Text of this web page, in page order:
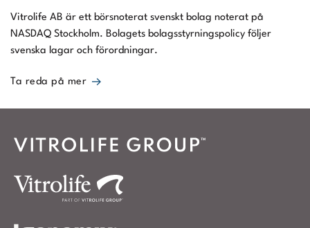
Vitrolife AB är ett börsnoterat svenskt bolag noterat på
NASDAQ Stockholm. Bolagets bolagsstyrningspolicy följer
svenska lagar och förordningar.
Ta reda på mer